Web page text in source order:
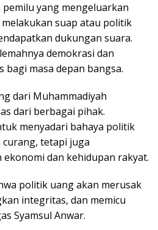
yang mengeluarkan
suap atau politik
dukungan suara.
demokrasi dan
bagi masa depan bangsa.
dari Muhammadiyah
dari berbagai pihak.
menyadari bahaya politik
tetapi juga
dan kehidupan rakyat.
politik uang akan merusak
integritas, dan memicu
Syamsul Anwar.